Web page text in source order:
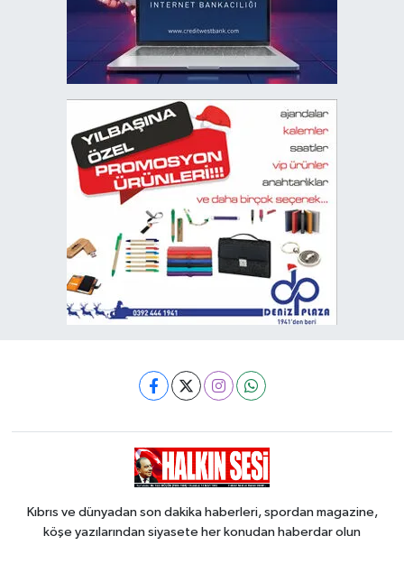
Kıbrıs ve dünyadan son dakika haberleri, spordan magazine,
köşe yazılarından siyasete her konudan haberdar olun